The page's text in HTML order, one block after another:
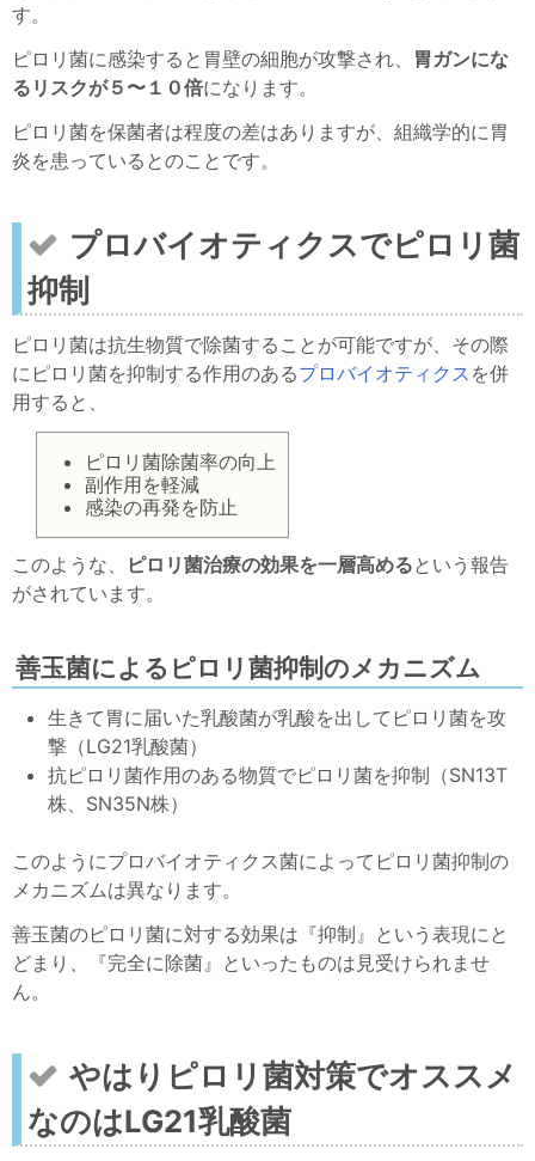
す。
ピロリ菌に感染すると胃壁の細胞が攻撃され、 胃ガンにな
るリスクが５〜１０倍になります。
ピロリ菌を保菌者は程度の差はありますが、組織学的に胃
炎を患っているとのことです。
プロバイオティクスでピロリ菌
抑制
ピロリ菌は抗生物質で除菌することが可能ですが、その際
にピロリ菌を抑制する作用のあるプロバイオティクス を併
用すると、
ピロリ菌除菌率の向上
副作用を軽減
感染の再発を防止
このような、 ピロリ菌治療の効果を一層高めるという報告
がされています。
善玉菌によるピロリ菌抑制のメカニズム
生きて胃に届いた乳酸菌が乳酸を出してピロリ菌を攻
撃（LG21乳酸菌）
抗ピロリ菌作用のある物質でピロリ菌を抑制（SN13T
株、SN35N株）
このようにプロバイオティクス菌によってピロリ菌抑制の
メカニズムは異なります。
善玉菌のピロリ菌に対する効果は『抑制』という表現にと
どまり、『完全に除菌』といったものは見受けられませ
ん。
やはりピロリ菌対策でオススメ
なのはLG21乳酸菌